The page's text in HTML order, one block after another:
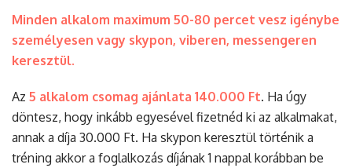
Minden alkalom maximum 50-80 percet vesz igénybe
személyesen vagy skypon, viberen, messengeren
keresztül.
Az 5 alkalom csomag ajánlata 140.000 Ft. Ha úgy
döntesz, hogy inkább egyesével fizetnéd ki az alkalmakat,
annak a díja 30.000 Ft. Ha skypon keresztül történik a
tréning akkor a foglalkozás díjának 1 nappal korábban be